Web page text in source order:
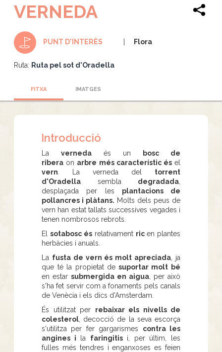
VERNEDA
PUNT D'INTERÈS Flora
Ruta: Ruta pel sot d'Oradella
FITXA IMATGES
Introducció
La verneda és un
bosc de
ribera on arbre més característic ésel
vern . La verneda del torrent
d'Oradella sembla degradada
desplaçada per les plantacions de
pollancres i plàtans. Molts dels peus de
vern han estat tallats successives vegades i
tenen nombrosos rebrots.
El sotabosc és relativament ric en plantes
herbàcies i anuals.
La fusta de vern és molt apreciada , ja
que té la propietat de suportar molt bé
en estar submergida en aigua , per això
s'ha fet servir com a fonaments pels canals
de Venècia i els dics d'Amsterdam.
És utilitzat per rebaixar els nivells de
colesterol , decocció de la seva escorça
s'utilitza per fer gargarismes contra les
angines i la faringitisi, per últim, les
fulles més tendres i enganxoses es feien